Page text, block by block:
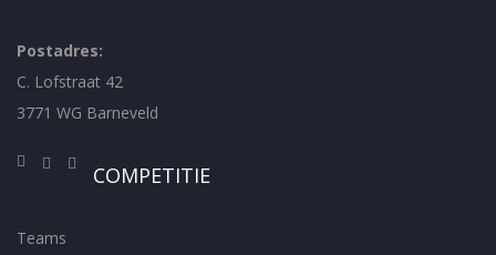
Postadres:
C. Lofstraat 42
3771 WG Barneveld
COMPETITIE
Teams